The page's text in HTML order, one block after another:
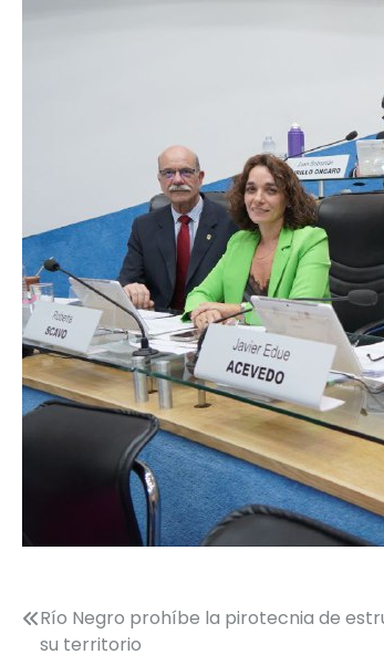
Navegación
Río Negro prohíbe la pirotecnia de
su territorio